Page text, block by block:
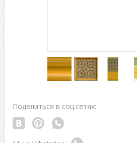
Поделиться в соц.сетях: